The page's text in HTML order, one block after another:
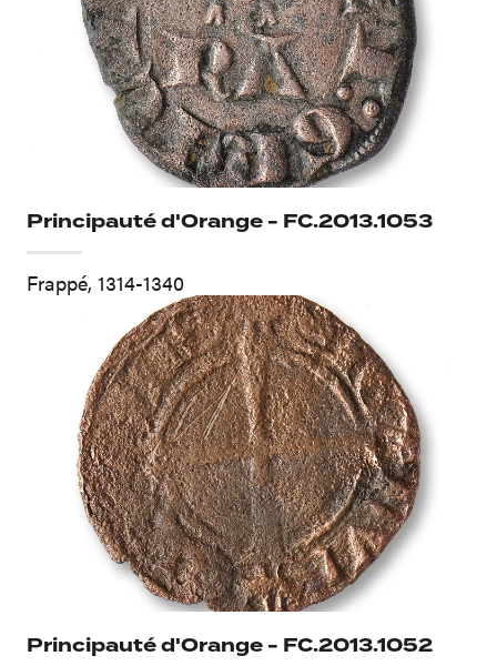
Principauté d'Orange - FC.2013.1053
Frappé, 1314-1340
Principauté d'Orange - FC.2013.1052